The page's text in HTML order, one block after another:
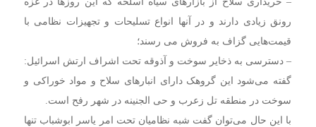
رونق زیادی دارند و در آنها انواع تسلیحات و تجهیزات نظامی با
قیمت‌هایی گزاف به فروش می رسند؛
– دسترسی به ذخایر سوخت و آذوقه تحت اشراف ارتش اسرائیل:
گفته می‌شود این گروهک دارای انبارهای سلاح و مواد خوراکی و
سوخت در منطقه تل زعرب و حی الجنینه در شهر رفح است.
با این حال می‌توان گفت شبه نظامیان تحت امر یاسر ابوشباب تنها